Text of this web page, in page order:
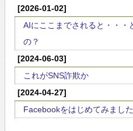
[2026-01-02]
AIにここまでされると・・・
の？
[2024-06-03]
これがSNS詐欺か
[2024-04-27]
Facebookをはじめてみました